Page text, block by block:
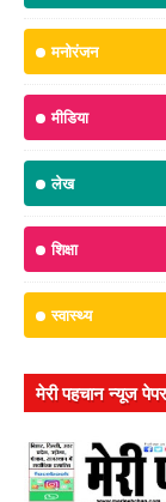
मनोरंजन
मीडिया
लेख
शिक्षा
स्वास्थ्य
मेरी पहचान न्यूज पेपर